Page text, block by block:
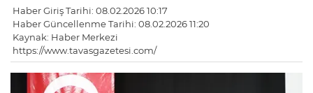
Haber Giriş Tarihi: 08.02.2026 10:17
Haber Güncellenme Tarihi: 08.02.2026 11:20
Kaynak: Haber Merkezi
https://www.tavasgazetesi.com/